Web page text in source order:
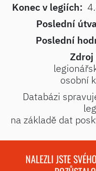
Konec v legiích:
Poslední
Poslední
osobní
Databázi
na základě dat
NALEZLI JSTE